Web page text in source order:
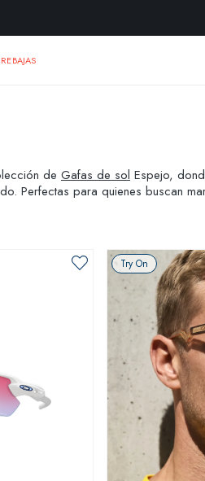
-10%
REBAJAS
de Gafas de sol Espejo,
Perfectas para quienes buscan
Try On